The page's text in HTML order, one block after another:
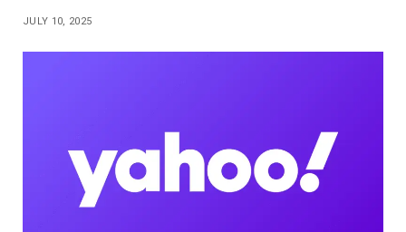
JULY 10, 2025